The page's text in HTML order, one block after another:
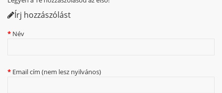
Írj hozzászólást
Név
Email cím (nem lesz nyilvános)